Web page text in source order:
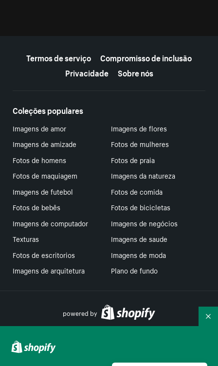
Termos de serviço
Compromisso de inclusão
Privacidade
Sobre nós
Coleções populares
Imagens de amor
Imagens de flores
Imagens de amizade
Fotos de mulheres
Fotos de homens
Fotos de praia
Fotos de maquiagem
Imagens da natureza
Imagens de futebol
Fotos de comida
Fotos de bebês
Fotos de bicicletas
Imagens de computador
Imagens de negócios
Texturas
Imagens de saude
Fotos de escritorios
Imagens de moda
Imagens de arquitetura
Plano de fundo
powered by
Suas escolhas de privacidade